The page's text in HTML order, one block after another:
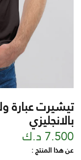
تيشيرت عبارة
بالانجليزي
7.500 د.ك
عن هذا المنتج :